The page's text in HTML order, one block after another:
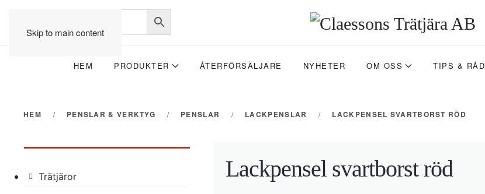
Skip to main content
HEM PRODUKTER ÅTERFÖRSÄLJARE NYHETER OM OSS TIPS & RÅD
HEM PENSLAR & VERKTYG PENSLAR LACKPENSLAR LACKPENSEL SVARTBORST RÖD
Trätjäror Lackpensel svartborst röd